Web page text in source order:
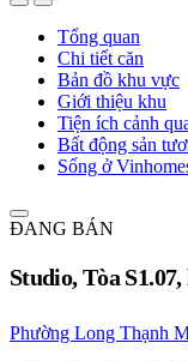
Tổng quan
Chi tiết căn
Bản đồ khu vực
Giới thiệu khu
Tiện ích cảnh
Bất động sản
Sống ở
ĐANG BÁN
Studio, Tòa
Phường Long Thạnh